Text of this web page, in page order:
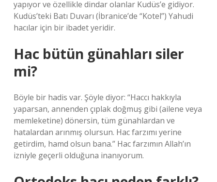
yapıyor ve özellikle dindar olanlar Kudüs’e gidiyor.
Kudüs’teki Batı Duvarı (İbranice’de “Kotel”) Yahudi
hacılar için bir ibadet yeridir.
Hac bütün günahları siler
mi?
Böyle bir hadis var. Şöyle diyor: “Haccı hakkıyla
yaparsan, annenden çıplak doğmuş gibi (ailene veya
memleketine) dönersin, tüm günahlardan ve
hatalardan arınmış olursun. Hac farzımı yerine
getirdim, hamd olsun bana.” Hac farzımın Allah’ın
izniyle geçerli olduğuna inanıyorum.